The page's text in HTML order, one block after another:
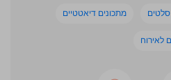
סלטים מתכונים דיאטטיים
לאירוח